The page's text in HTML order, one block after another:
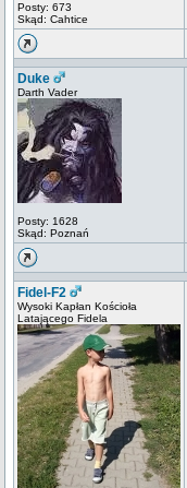
Posty: 673
Skąd: Cahtice
Duke
Darth Vader
Posty: 1628
Skąd: Poznań
Fidel-F2
Wysoki Kapłan Kościoła
Latającego Fidela